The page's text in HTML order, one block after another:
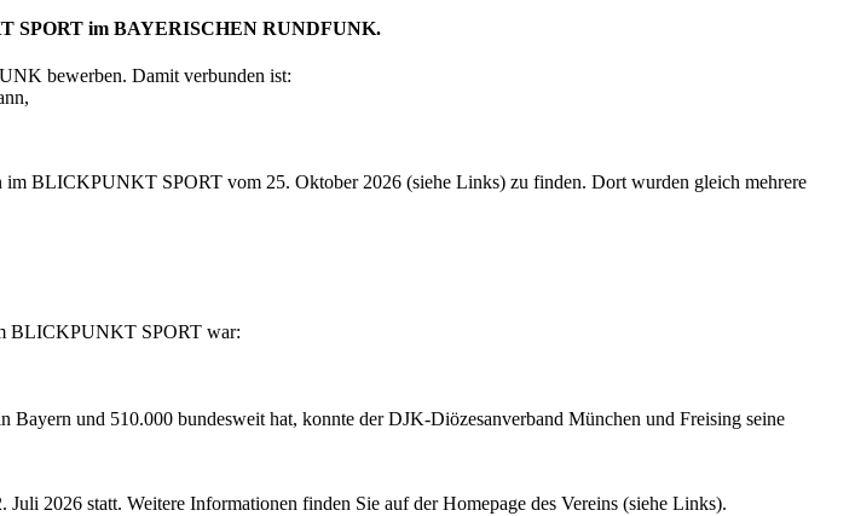
SPORT im BAYERISCHEN RUNDFUNK.
bewerben. Damit verbunden ist:
BLICKPUNKT SPORT vom 25. Oktober 2026 (siehe Links) zu finden. Dort wurden gleich mehrere
BLICKPUNKT SPORT war:
und 510.000 bundesweit hat, konnte der DJK-Diözesanverband München und Freising seine
2026 statt. Weitere Informationen finden Sie auf der Homepage des Vereins (siehe Links).